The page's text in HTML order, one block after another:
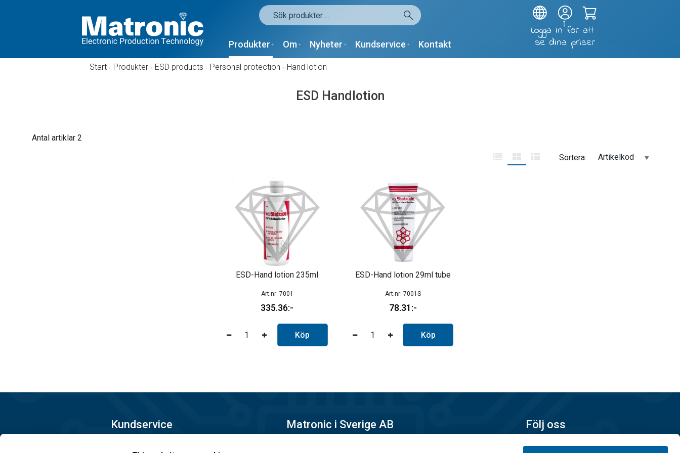
Produkter Om Nyheter Kundservice Kontakt
Start / Produkter / ESD products / Personal protection / Hand lotion
ESD Handlotion
Antal artiklar 2
Sortera Artikelkod
ESD-Hand lotion 235ml
7001
335.36
Köp
ESD-Hand lotion 29ml tube
7001S
78.31
Köp
Kundservice Matronic i Sverige AB Följ oss